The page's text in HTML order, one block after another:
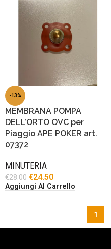
-13%
MEMBRANA POMPA
DELL’ORTO OVC per
Piaggio APE POKER art.
07372
MINUTERIA
€28.00 €24.50
Aggiungi Al Carrello
1